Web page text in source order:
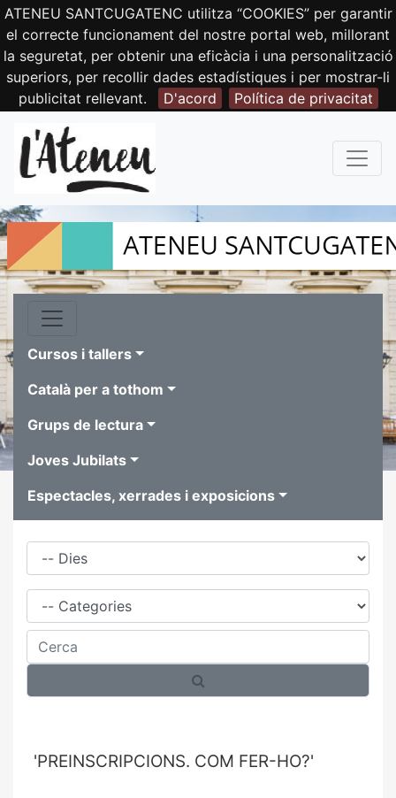
ATENEU SANTCUGATENC utilitza “COOKIES” per garantir
el correcte funcionament del nostre portal web, millorant
la seguretat, per obtenir una eficàcia i una personalització
superiors, per recollir dades estadístiques i per mostrar-li
publicitat rellevant.
D'acord Política de privacitat
Cursos i tallers
Català per a tothom
Grups de lectura
Joves Jubilats
Espectacles, xerrades i exposicions
Dies
Família
Cerca
'PREINSCRIPCIONS. COM FER-HO?'